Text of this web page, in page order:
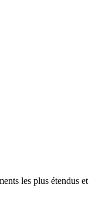
les plus étendus et